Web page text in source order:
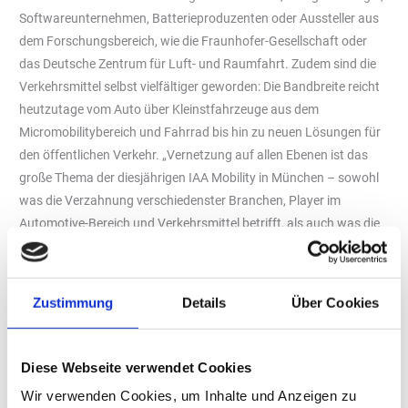
Zustimmung Details Über Cookies
Diese Webseite verwendet Cookies
Wir verwenden Cookies, um Inhalte und Anzeigen zu
Softwareunternehmen, Batterieproduzenten oder Aussteller aus
dem Forschungsbereich, wie die Fraunhofer-Gesellschaft oder
das Deutsche Zentrum für Luft- und Raumfahrt. Zudem sind die
Verkehrsmittel selbst vielfältiger geworden: Die Bandbreite reicht
heutzutage vom Auto über Kleinstfahrzeuge aus dem
Micromobilitybereich und Fahrrad bis hin zu neuen Lösungen für
den öffentlichen Verkehr. „Vernetzung auf allen Ebenen ist das
große Thema der diesjährigen IAA Mobility in München – sowohl
was die Verzahnung verschiedenster Branchen, Player im
Automotive-Bereich und Verkehrsmittel betrifft, als auch was die
Digitalisierung und Konnektivität im Fahrzeugsegment angeht.
Vor allem aber sollen sich die Menschen vernetzen, ins Gespräch
kommen und gemeinsam die Mobilität von morgen diskutieren“,
erläutert Isabella Finsterwalder, Pressesprecherin des
Zielgruppenorientierte Veranstaltungsformate
Zugleich hat sich der Verband der Automobilindustrie (VDA), der